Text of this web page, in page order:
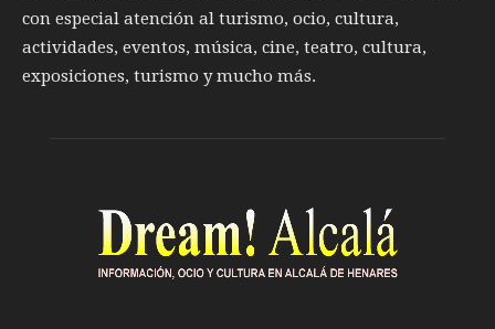
con especial atención al turismo, ocio, cultura,
actividades, eventos, música, cine, teatro, cultura,
exposiciones, turismo y mucho más.